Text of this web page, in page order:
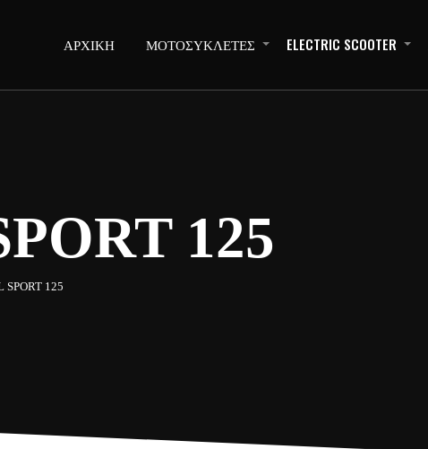
ΑΡΧΙΚΗ ΜΟΤΟΣΥΚΛΕΤΕΣ ELECTRIC SCOOTER
125
SPORT 125